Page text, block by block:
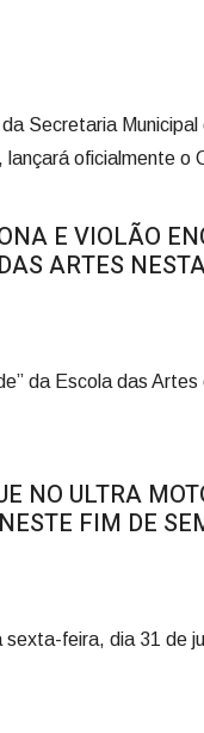
Secretaria
lançará oficialmente o
E VIOLÃO
ARTES
da Escola das
NO ULTRA
FIM DE
feira, dia 31 de